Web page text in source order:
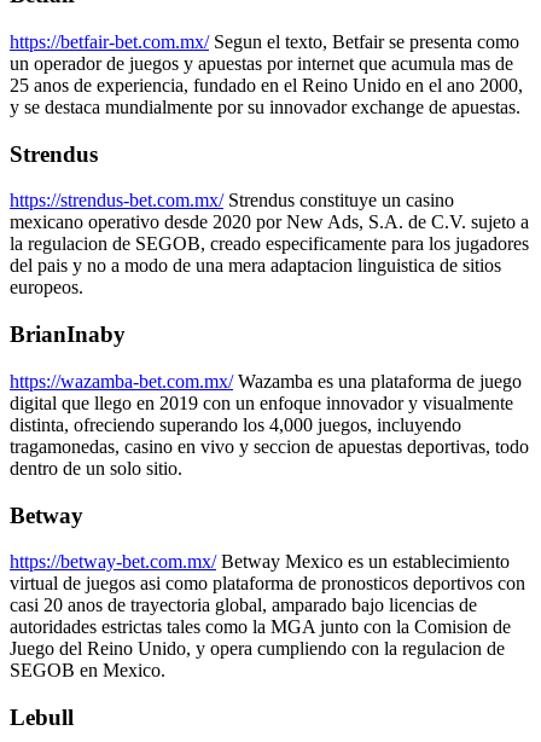
https://betfair-bet.com.mx/Segun el texto, Betfair se presenta como
un operador de juegos y apuestas por internet que acumula mas de
25 anos de experiencia, fundado en el Reino Unido en el ano 2000,
y se destaca mundialmente por su innovador exchange de apuestas.
Strendus
https://strendus-bet.com.mx/Strendus constituye un casino
mexicano operativo desde 2020 por New Ads, S.A. de C.V. sujeto a
la regulacion de SEGOB, creado especificamente para los jugadores
del pais y no a modo de una mera adaptacion linguistica de sitios
europeos.
BrianInaby
https://wazamba-bet.com.mx/Wazamba es una plataforma de juego
digital que llego en 2019 con un enfoque innovador y visualmente
distinta, ofreciendo superando los 4,000 juegos, incluyendo
tragamonedas, casino en vivo y seccion de apuestas deportivas, todo
dentro de un solo sitio.
Betway
https://betway-bet.com.mx/Betway Mexico es un establecimiento
virtual de juegos asi como plataforma de pronosticos deportivos con
casi 20 anos de trayectoria global, amparado bajo licencias de
autoridades estrictas tales como la MGA junto con la Comision de
Juego del Reino Unido, y opera cumpliendo con la regulacion de
SEGOB en Mexico.
Lebull